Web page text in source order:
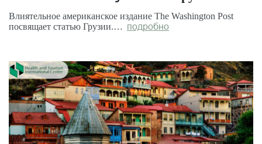
Влиятельное американское издание The Washington Post
посвящает статью Грузии.… подробно